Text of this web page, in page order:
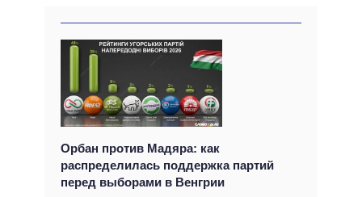
Орбан против Мадяра: как
распределилась поддержка партий
перед выборами в Венгрии